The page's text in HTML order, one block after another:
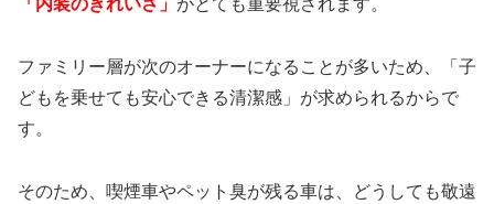
「内装のきれいさ」 がとても重要視されます。
ファミリー層が次のオーナーになることが多いため、「子
どもを乗せても安心できる清潔感」が求められるからで
す。
そのため、喫煙車やペット臭が残る車は、どうしても敬遠